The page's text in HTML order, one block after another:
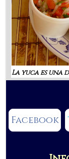
La yuca es una
Facebook